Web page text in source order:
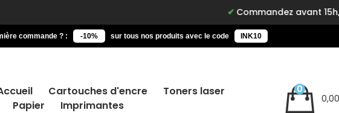
Commandez avant 15h,
commande ? : -10% sur tous nos produits avec le code INK10
Cartouches d'encre
Toners laser
Papier
Imprimantes
0